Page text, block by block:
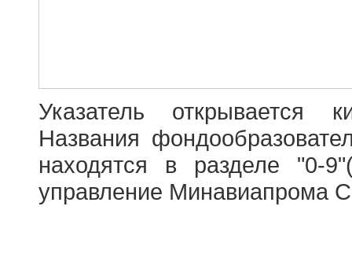
Указатель открывается
Названия
находятся в разделе "0-
управление Минавиапрома